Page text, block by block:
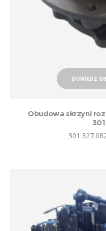
DOWIEDZ
Obudowa skrzyni